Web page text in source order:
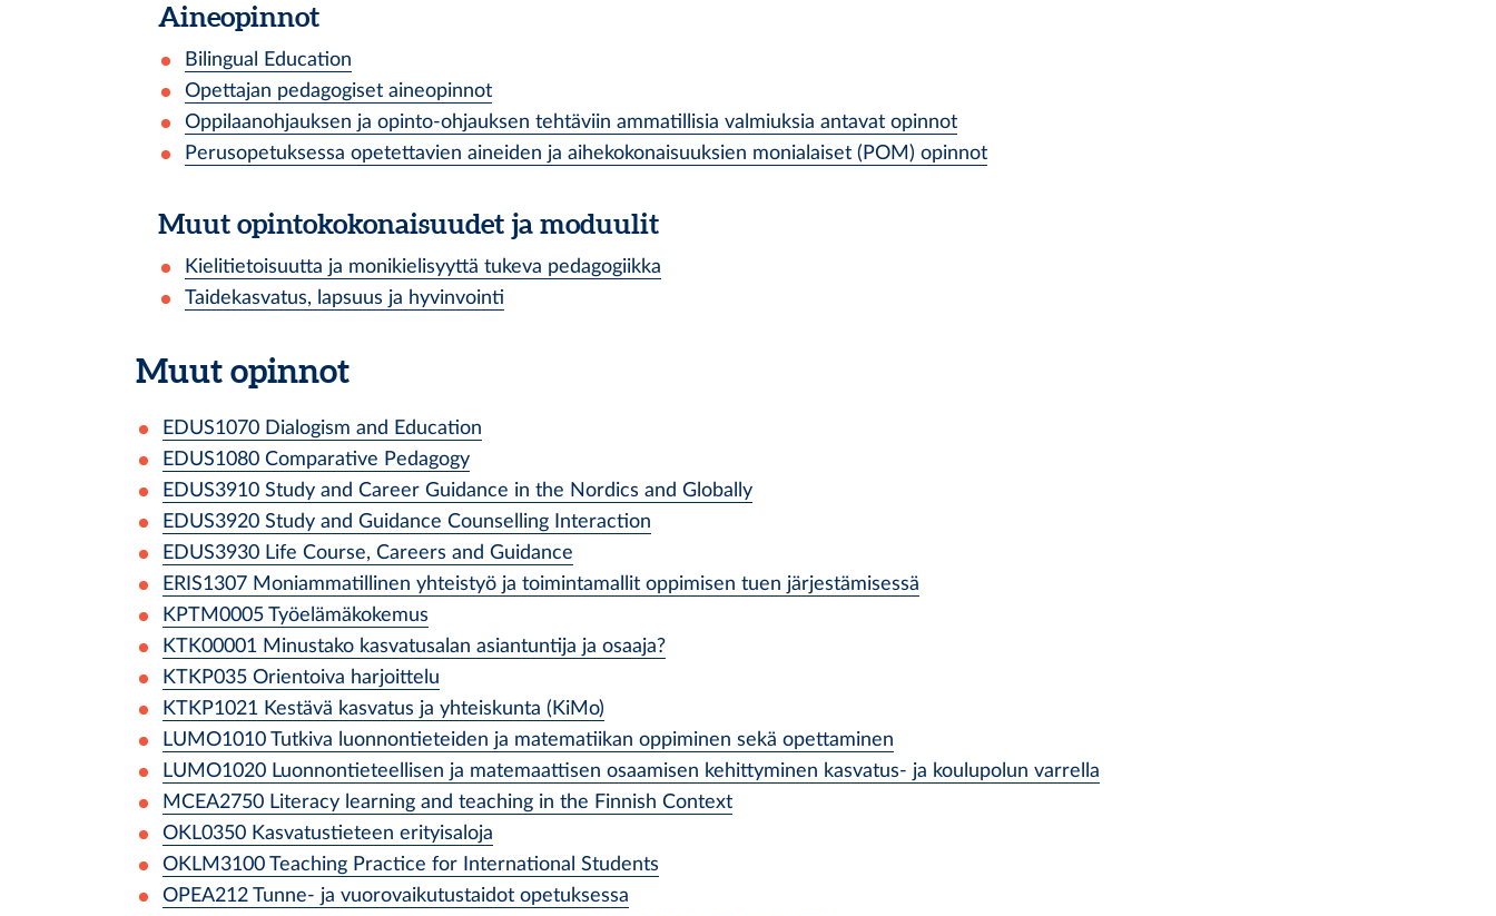
Aineopinnot
Bilingual Education
Opettajan pedagogiset aineopinnot
Oppilaanohjauksen ja opinto-ohjauksen tehtäviin ammatillisia valmiuksia antavat opinnot
Perusopetuksessa opetettavien aineiden ja aihekokonaisuuksien monialaiset (POM) opinnot
Muut opintokokonaisuudet ja moduulit
Kielitietoisuutta ja monikielisyyttä tukeva pedagogiikka
Taidekasvatus, lapsuus ja hyvinvointi
Muut opinnot
EDUS1070 Dialogism and Education
EDUS1080 Comparative Pedagogy
EDUS3910 Study and Career Guidance in the Nordics and Globally
EDUS3920 Study and Guidance Counselling Interaction
EDUS3930 Life Course, Careers and Guidance
ERIS1307 Moniammatillinen yhteistyö ja toimintamallit oppimisen tuen järjestämisessä
KPTM0005 Työelämäkokemus
KTK00001 Minustako kasvatusalan asiantuntija ja osaaja?
KTKP035 Orientoiva harjoittelu
KTKP1021 Kestävä kasvatus ja yhteiskunta (KiMo)
LUMO1010 Tutkiva luonnontieteiden ja matematiikan oppiminen sekä opettaminen
LUMO1020 Luonnontieteellisen ja matemaattisen osaamisen kehittyminen kasvatus- ja koulupolun varrella
MCEA2750 Literacy learning and teaching in the Finnish Context
OKL0350 Kasvatustieteen erityisaloja
OKLM3100 Teaching Practice for International Students
OPEA212 Tunne- ja vuorovaikutustaidot opetuksessa